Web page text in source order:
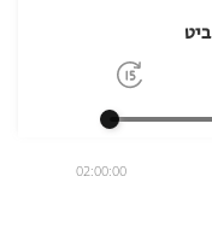
02:00:00